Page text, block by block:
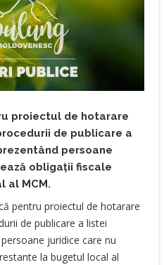
proiectul de hotarare
de publicare a
persoane
obligaţii fiscale
al MCM.
pentru proiectul de hotarare
de publicare a listei
juridice care nu
la bugetul local al